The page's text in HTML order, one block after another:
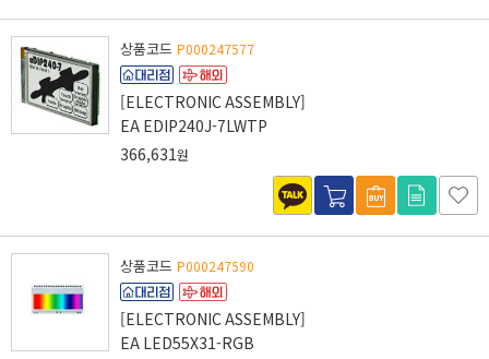
상품코드 P000247577
[ELECTRONIC ASSEMBLY]
EA EDIP240J-7LWTP
366,631원
상품코드 P000247590
[ELECTRONIC ASSEMBLY]
EA LED55X31-RGB